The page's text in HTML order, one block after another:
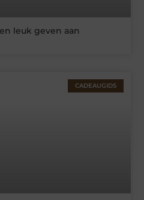
leuk geven aan
CADEAUGIDS